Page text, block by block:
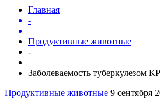
Главная
-
Продуктивные животные
-
Заболеваемость туберкулезом
Продуктивные животные 9 сентября